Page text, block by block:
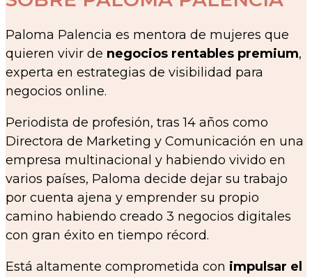
Paloma Palencia es mentora de mujeres que
quieren vivir de negocios rentables premium,
experta en estrategias de visibilidad para
negocios online.
Periodista de profesión, tras 14 años como
Directora de Marketing y Comunicación en una
empresa multinacional y habiendo vivido en
varios países, Paloma decide dejar su trabajo
por cuenta ajena y emprender su propio
camino habiendo creado 3 negocios digitales
con gran éxito en tiempo récord.
Está altamente comprometida con impulsar el